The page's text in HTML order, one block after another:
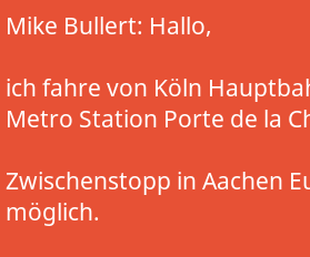
Mike Bullert: Hallo,
ich fahre von Köln
Metro Station Porte de la
Zwischenstopp in Aachen
möglich.